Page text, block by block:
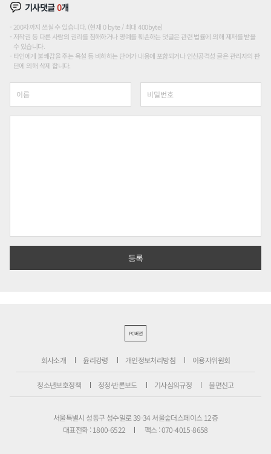
기사댓글0개
200자까지 쓰실 수 있습니다. (현재 0 byte / 최대 400byte)
저작권 등 다른 사람의 권리를 침해하거나 명예를 훼손하는 댓글은 관련 법률에 의해 제재를 받을
수 있습니다.
타인에게 불쾌감을 주는 욕설 등 비하하는 단어가 내용에 포함되거나 인신공격성 글은 관리자의 판
단에 의해 삭제 합니다.
PC버전
회사소개 윤리강령 개인정보처리방침 이용자위원회
청소년보호정책 정정·반론보도 기사심의규정 불편신고
서울특별시 성동구 성수일로 39-34 서울숲더스페이스 12층
대표전화 : 1800-6522
팩스 : 070-4015-8658